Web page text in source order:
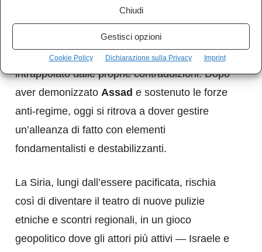
Chiudi
Gestisci opzioni
Cookie Policy Dichiarazione sulla Privacy Imprint
intervento governativo.
In questo scenario, l’Occidente si trova
intrappolato dalle proprie contraddizioni. Dopo
aver demonizzato Assad e sostenuto le forze
anti-regime, oggi si ritrova a dover gestire
un’alleanza di fatto con elementi
fondamentalisti e destabilizzanti.
La Siria, lungi dall’essere pacificata, rischia
così di diventare il teatro di nuove pulizie
etniche e scontri regionali, in un gioco
geopolitico dove gli attori più attivi — Israele e